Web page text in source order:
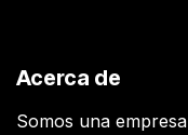
Acerca de
Somos una empresa